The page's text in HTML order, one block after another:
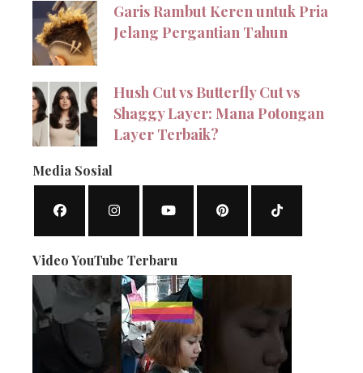
Garis Rambut Keren untuk Pria
Jelang Pergantian Tahun
Hush Cut vs Butterfly Cut vs
Shaggy Layer: Mana Potongan
Layer Terbaik?
Media Sosial
Video YouTube Terbaru